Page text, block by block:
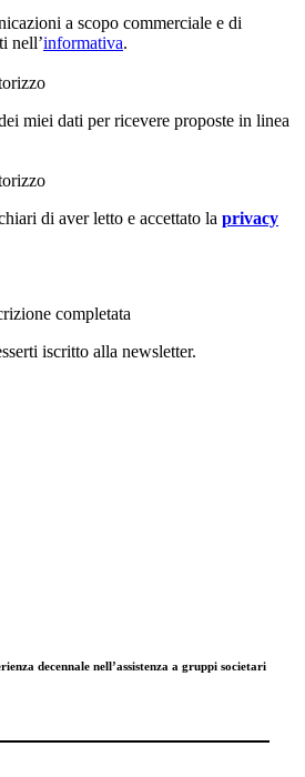
a scopo commerciale e di
nell’informativa.
miei dati per ricevere proposte in linea
di aver letto e accettato la privacy
completata
iscritto alla newsletter.
decennale nell’assistenza a gruppi societari